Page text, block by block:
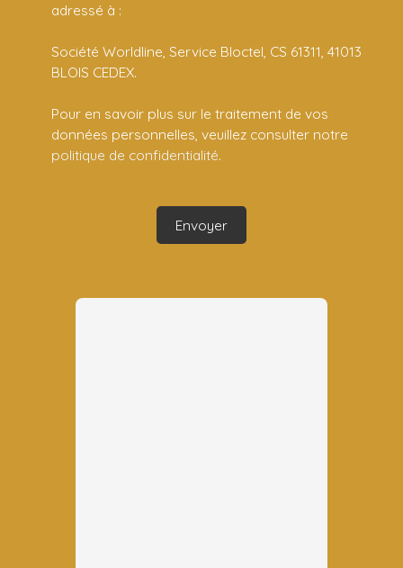
adressé à :
Société Worldline, Service Bloctel, CS 61311, 41013
BLOIS CEDEX.
Pour en savoir plus sur le traitement de vos
données personnelles, veuillez consulter notre
politique de confidentialité.
Envoyer